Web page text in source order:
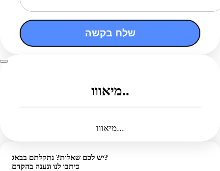
שלח בקשה
מיאווו..
מיאווו...
יש לכם שאלות? נתקלתם בבאג?
כיתבו לנו ונענה בהקדם